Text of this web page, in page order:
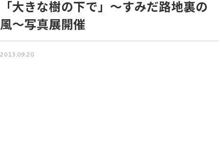
「大きな樹の下で」～すみだ路地裏の
風～写真展開催
2013.09.20